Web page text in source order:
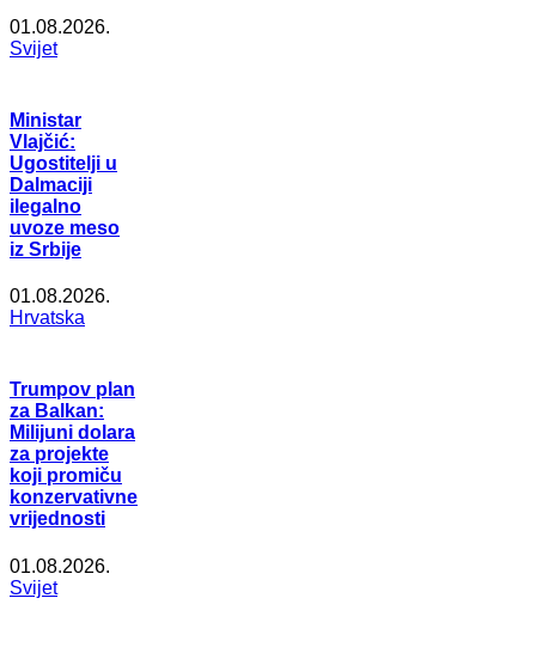
01.08.2026.
Svijet
Ministar
Vlajčić:
Ugostitelji u
Dalmaciji
ilegalno
uvoze meso
iz Srbije
01.08.2026.
Hrvatska
Trumpov plan
za Balkan:
Milijuni dolara
za projekte
koji promiču
konzervativne
vrijednosti
01.08.2026.
Svijet